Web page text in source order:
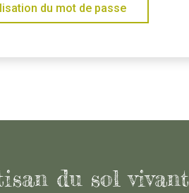
du mot de passe
du sol vivant